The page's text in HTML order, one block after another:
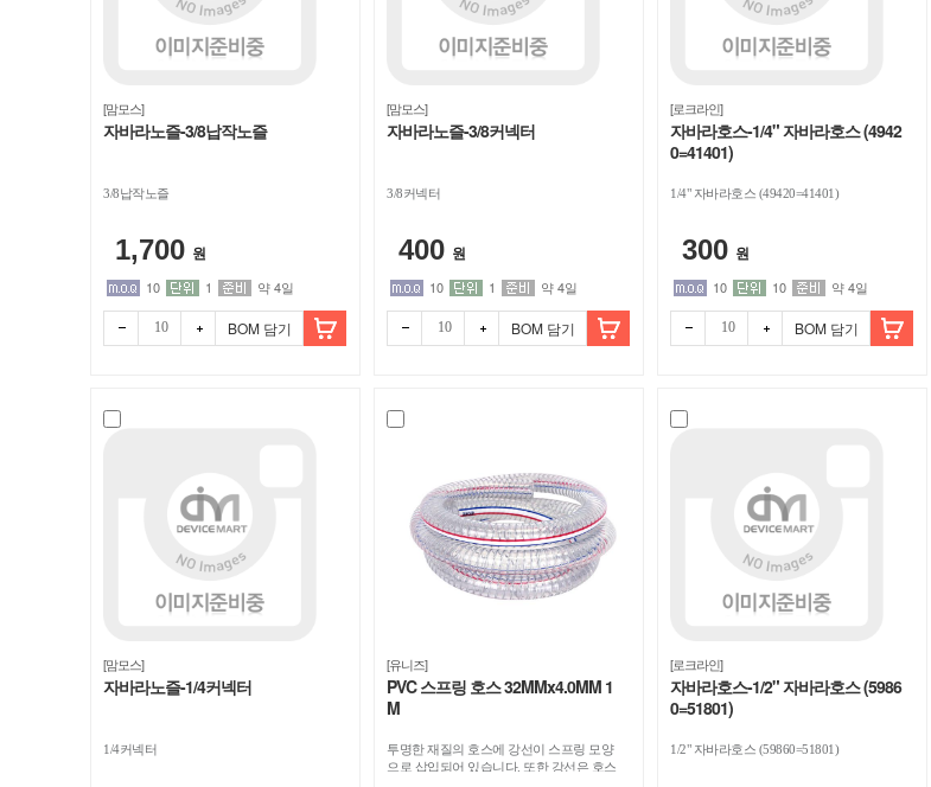
빼기 더하 빼기 더하 빼기 더하
[맘모스]
자바라노즐-3/8납작노즐
3/8납작노즐
1,700 원
10 1 약 4일
BOM 담기
[맘모스]
자바라노즐-3/8커넥터
3/8커넥터
400 원
10 1 약 4일
BOM 담기
[로크라인]
자바라호스-1/4" 자바라호스 (4942
0=41401)
1/4" 자바라호스 (49420=41401)
300 원
10 10 약 4일
BOM 담기
[맘모스]
자바라노즐-1/4커넥터
1/4커넥터
[유니즈]
PVC 스프링 호스 32MMx4.0MM 1
M
투명한 재질의 호스에 강선이 스프링 모양
으로 삽입되어 있습니다. 또한 강선은 호스
[로크라인]
자바라호스-1/2" 자바라호스 (5986
0=51801)
1/2" 자바라호스 (59860=51801)